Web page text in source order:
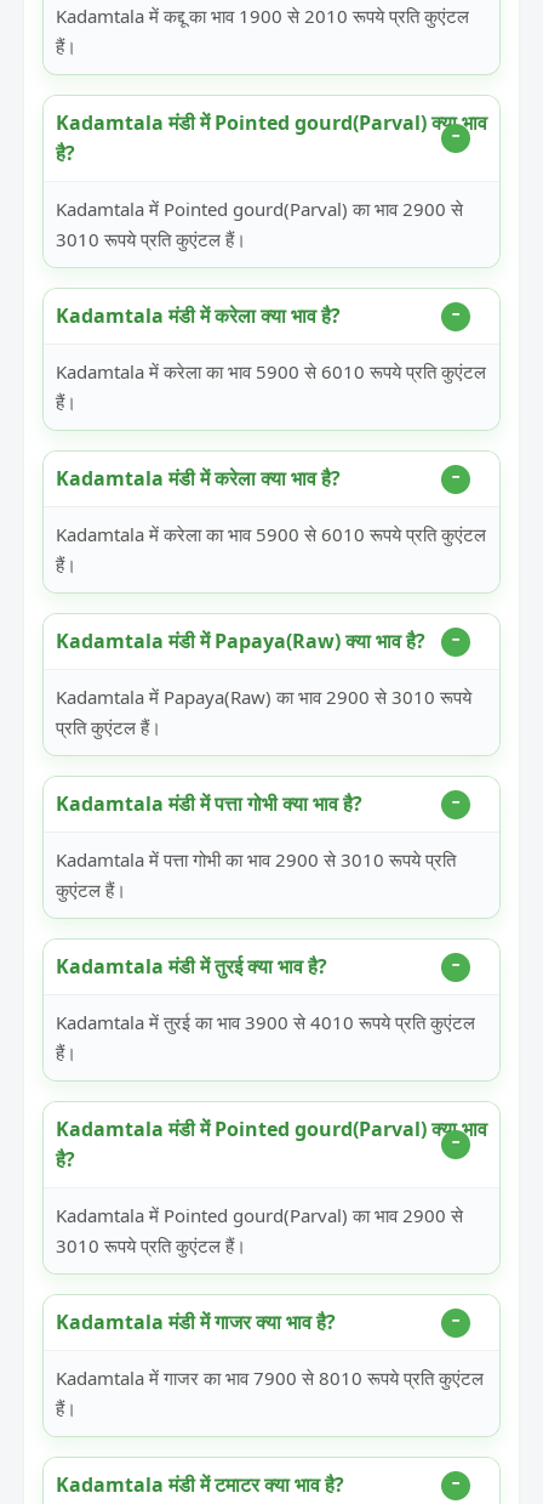
Kadamtala में कद्दू का भाव 1900 से 2010 रूपये प्रति कुएंटल
हैं।
Kadamtala मंडी में Pointed gourd(Parval) क्या भाव
है?
Kadamtala में Pointed gourd(Parval) का भाव 2900 से
3010 रूपये प्रति कुएंटल हैं।
Kadamtala मंडी में करेला क्या भाव है?
Kadamtala में करेला का भाव 5900 से 6010 रूपये प्रति कुएंटल
हैं।
Kadamtala मंडी में करेला क्या भाव है?
Kadamtala में करेला का भाव 5900 से 6010 रूपये प्रति कुएंटल
हैं।
Kadamtala मंडी में Papaya(Raw) क्या भाव है?
Kadamtala में Papaya(Raw) का भाव 2900 से 3010 रूपये
प्रति कुएंटल हैं।
Kadamtala मंडी में पत्ता गोभी क्या भाव है?
Kadamtala में पत्ता गोभी का भाव 2900 से 3010 रूपये प्रति
कुएंटल हैं।
Kadamtala मंडी में तुरई क्या भाव है?
Kadamtala में तुरई का भाव 3900 से 4010 रूपये प्रति कुएंटल
हैं।
Kadamtala मंडी में Pointed gourd(Parval) क्या भाव
है?
Kadamtala में Pointed gourd(Parval) का भाव 2900 से
3010 रूपये प्रति कुएंटल हैं।
Kadamtala मंडी में गाजर क्या भाव है?
Kadamtala में गाजर का भाव 7900 से 8010 रूपये प्रति कुएंटल
हैं।
Kadamtala मंडी में टमाटर क्या भाव है?